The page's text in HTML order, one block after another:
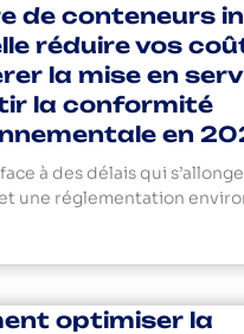
de conteneurs
réduire vos
la mise en
la conformité
en
à des délais qui
une réglementation
optimiser la